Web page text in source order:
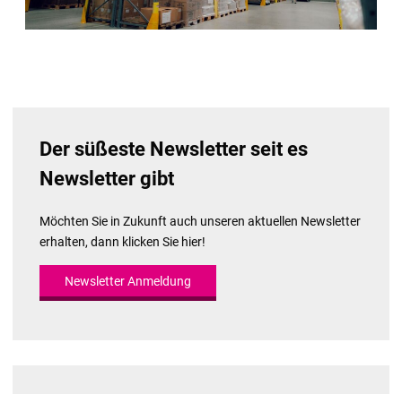
Der süßeste Newsletter seit es
Newsletter gibt
Möchten Sie in Zukunft auch unseren aktuellen Newsletter
erhalten, dann klicken Sie hier!
Newsletter Anmeldung